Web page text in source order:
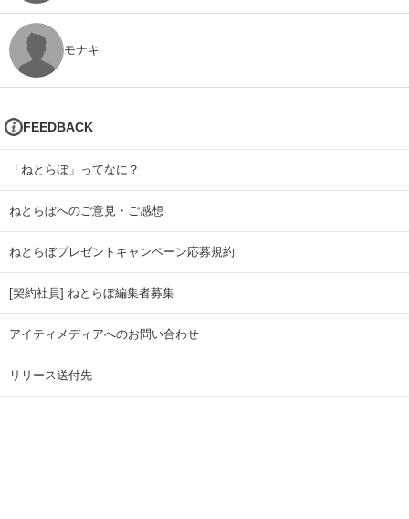
モナキ
FEEDBACK
「ねとらぼ」ってなに？
ねとらぼへのご意見・ご感想
ねとらぼプレゼントキャンペーン応募規約
[契約社員] ねとらぼ編集者募集
アイティメディアへのお問い合わせ
リリース送付先